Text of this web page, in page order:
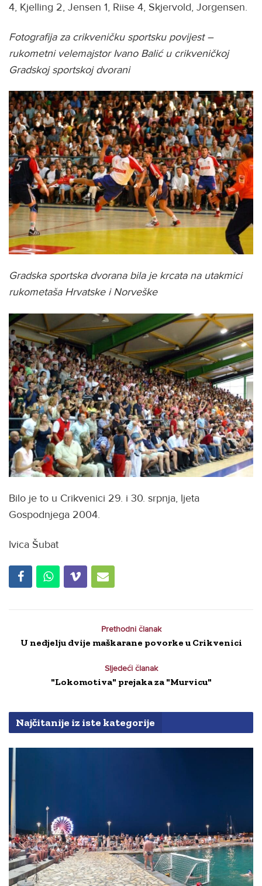
4, Kjelling 2, Jensen 1, Riise 4, Skjervold, Jorgensen.
Fotografija za crikveničku sportsku povijest –
rukometni velemajstor Ivano Balić u crikveničkoj
Gradskoj sportskoj dvorani
Gradska sportska dvorana bila je krcata na utakmici
rukometaša Hrvatske i Norveške
Bilo je to u Crikvenici 29. i 30. srpnja, ljeta
Gospodnjega 2004.
Ivica Šubat
Prethodni članak
U nedjelju dvije maškarane povorke u Crikvenici
Sljedeći članak
"Lokomotiva" prejaka za "Murvicu"
Najčitanije iz iste kategorije